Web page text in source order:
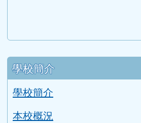
左邊區域內容
學校簡介
學校簡介
本校概況